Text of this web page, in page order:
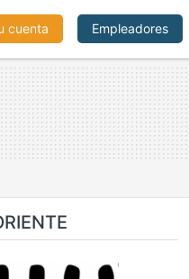
cuenta Empleadores